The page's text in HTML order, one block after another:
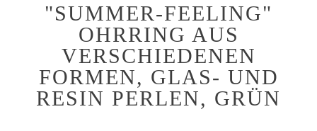
"SUMMER-FEELING"
OHRRING AUS
VERSCHIEDENEN
FORMEN, GLAS- UND
RESIN PERLEN, GRÜN